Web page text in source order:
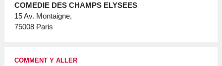
COMEDIE DES CHAMPS ELYSEES
15 Av. Montaigne,
75008 Paris
COMMENT Y ALLER